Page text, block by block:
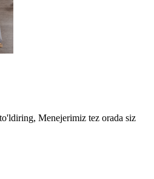
Menejerimiz tez orada siz